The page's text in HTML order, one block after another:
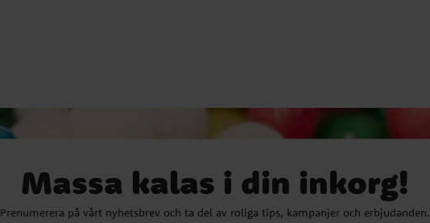
Massa kalas i din inkorg!
Prenumerera på vårt nyhetsbrev och ta del av roliga tips, kampanjer och erbjudanden.